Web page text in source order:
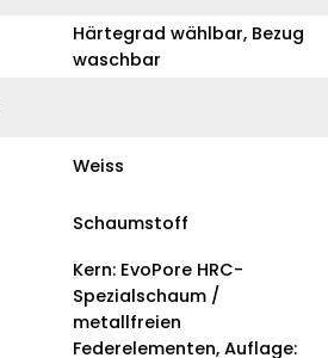
Härtegrad wählbar, Bezug
waschbar
Weiss
Schaumstoff
Kern: EvoPore HRC-
Spezialschaum /
metallfreien
Federelementen, Auflage: